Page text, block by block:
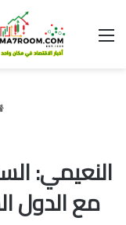
القائمة
النعيمي:
مع الدول